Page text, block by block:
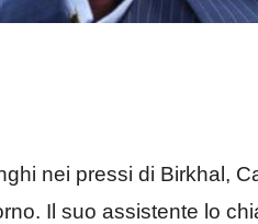
nei pressi di Birkhal,
Il suo assistente lo